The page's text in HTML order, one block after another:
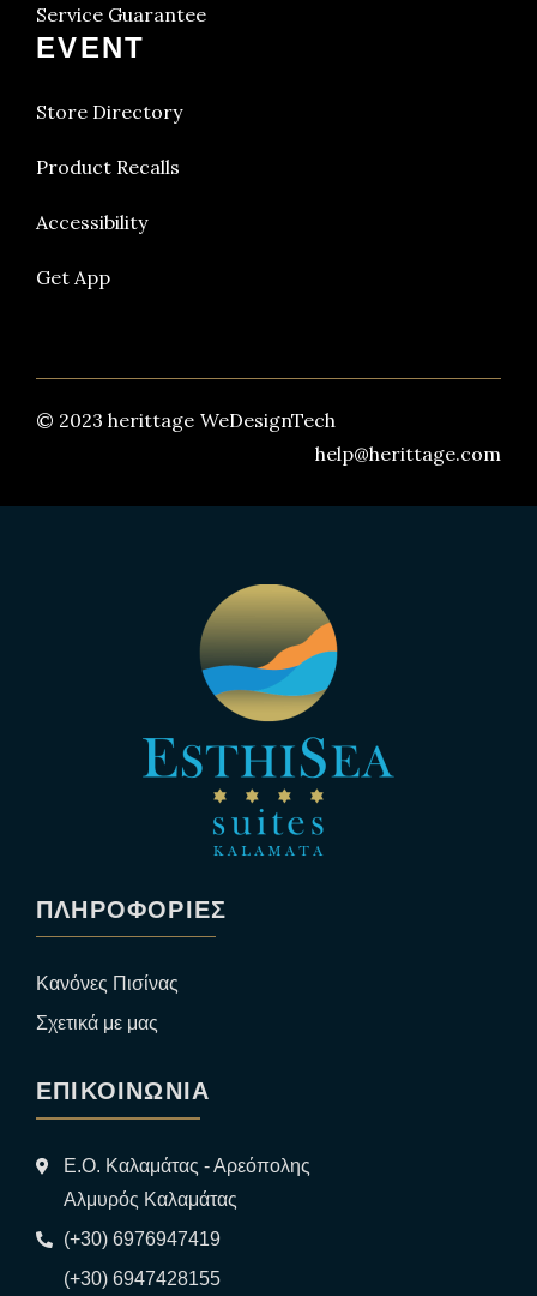
Service Guarantee
EVENT
Store Directory
Product Recalls
Accessibility
Get App
© 2023 herittage WeDesignTech
help@herittage.com
ΠΛΗΡΟΦΟΡΙΕΣ
Κανόνες Πισίνας
Σχετικά με μας
ΕΠΙΚΟΙΝΩΝΙΑ
Ε.Ο. Καλαμάτας - Αρεόπολης
Αλμυρός Καλαμάτας
(+30) 6976947419
(+30) 6947428155